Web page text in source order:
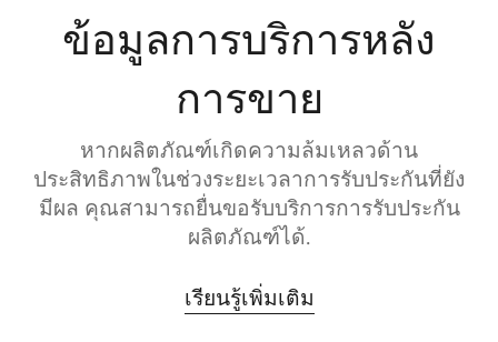
ข้อมูลการบริการหลัง
การขาย
หากผลิตภัณฑ์เกิดความล้มเหลวด้าน
ประสิทธิภาพในช่วงระยะเวลาการรับประกันที่ยัง
มีผล คุณสามารถยื่นขอรับบริการการรับประกัน
ผลิตภัณฑ์ได้.
เรียนรู้เพิ่มเติม